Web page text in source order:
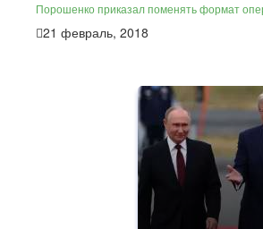
Порошенко приказал поменять формат
21 февраль, 2018